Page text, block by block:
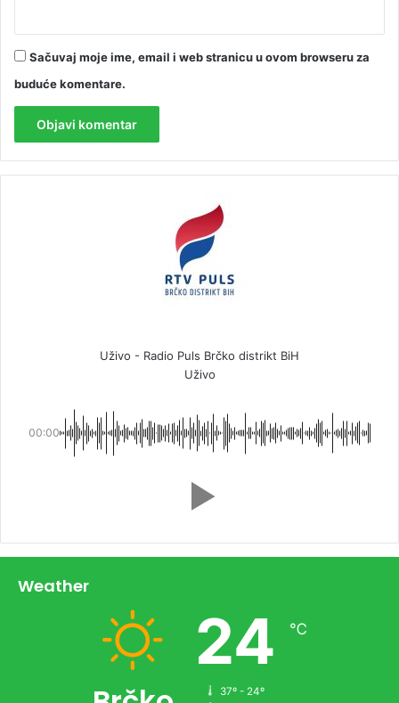
Sačuvaj moje ime, email i web stranicu u ovom browseru za
buduće komentare.
Uživo - Radio Puls Brčko distrikt BiH
Uživo
00:00
Weather
24 ℃
37º - 24º